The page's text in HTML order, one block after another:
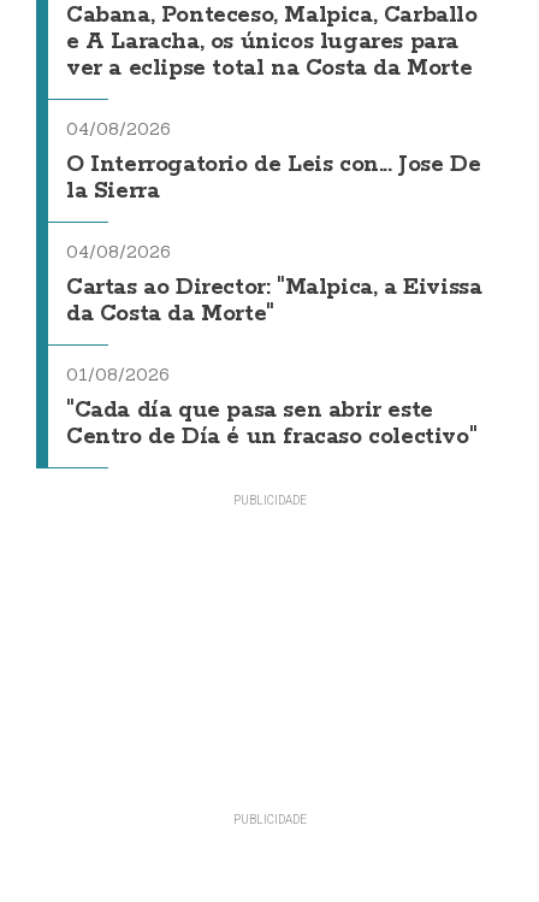
Cabana, Ponteceso, Malpica, Carballo
e A Laracha, os únicos lugares para
ver a eclipse total na Costa da Morte
04/08/2026
O Interrogatorio de Leis con... Jose De
la Sierra
04/08/2026
Cartas ao Director: "Malpica, a Eivissa
da Costa da Morte"
01/08/2026
"Cada día que pasa sen abrir este
Centro de Día é un fracaso colectivo"